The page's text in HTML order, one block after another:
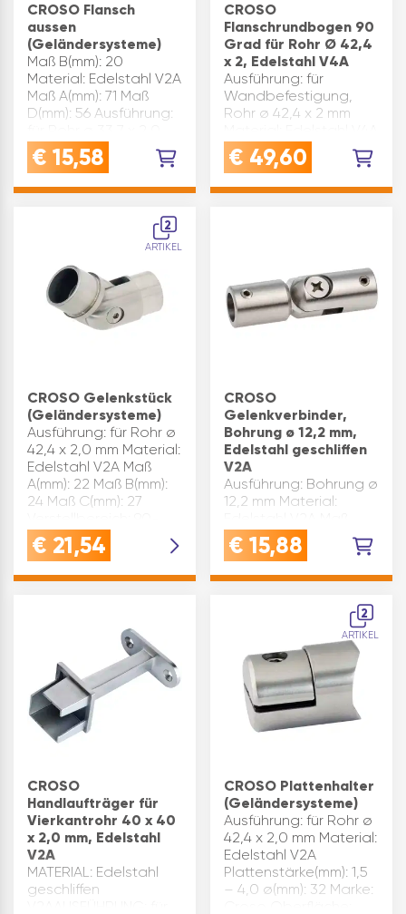
CROSO Flansch
aussen
(Geländersysteme)
Maß B(mm): 20
Material: Edelstahl V2A
Maß A(mm): 71 Maß
D(mm): 56 Ausführung:
mm Maß C(mm): 5,5
Marke: Croso
geschliffen
Inhaltsangabe (ST): 1
€ 15,58
CROSO
Flanschrundbogen 90
Grad für Rohr Ø 42,4
x 2, Edelstahl V4A
Ausführung: für
Wandbefestigung,
Rohr ø 42,4 x 2 mm
Marke: Croso
Inhaltsangabe (ST): 1
€ 49,60
2
ARTIKEL
CROSO Gelenkstück
(Geländersysteme)
Ausführung: für Rohr ø
42,4 x 2,0 mm Material:
Edelstahl V2A Maß
A(mm): 22 Maß B(mm):
24 Maß C(mm): 27
180° Marke: Croso
Oberfläche:
Inhaltsangabe (ST): 1
€ 21,54
CROSO
Gelenkverbinder,
Bohrung ø 12,2 mm,
Edelstahl geschliffen
V2A
Ausführung: Bohrung ø
12,2 mm Material:
A(mm): ø 16 Marke:
Croso Oberfläche:
Inhaltsangabe (ST): 1
€ 15,88
CROSO
Handlaufträger für
Vierkantrohr 40 x 40
x 2,0 mm, Edelstahl
V2A
MATERIAL: Edelstahl
geschliffen
2
ARTIKEL
CROSO Plattenhalter
(Geländersysteme)
Ausführung: für Rohr ø
42,4 x 2,0 mm Material:
Edelstahl V2A
Plattenstärke(mm): 1,5
– 4,0 ø(mm): 32 Marke: